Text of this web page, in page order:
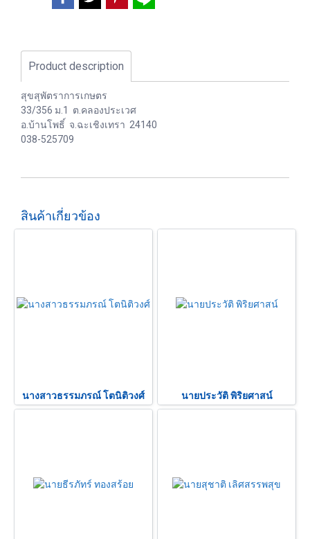
Product description
สุขสุพัตราการเกษตร
33/356 ม.1 ต.คลองประเวศ
อ.บ้านโพธิ์ จ.ฉะเชิงเทรา 24140
038-525709
สินค้าเกี่ยวข้อง
นางสาวธรรมภรณ์ โตนิติวงศ์ นายประวัติ พิริยศาสน์